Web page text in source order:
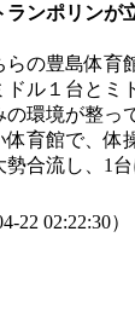
ランポリンが
の豊島体育
ル１台とミ
環境が整っ
育館で、体
合流し、1
22 02:22:30）